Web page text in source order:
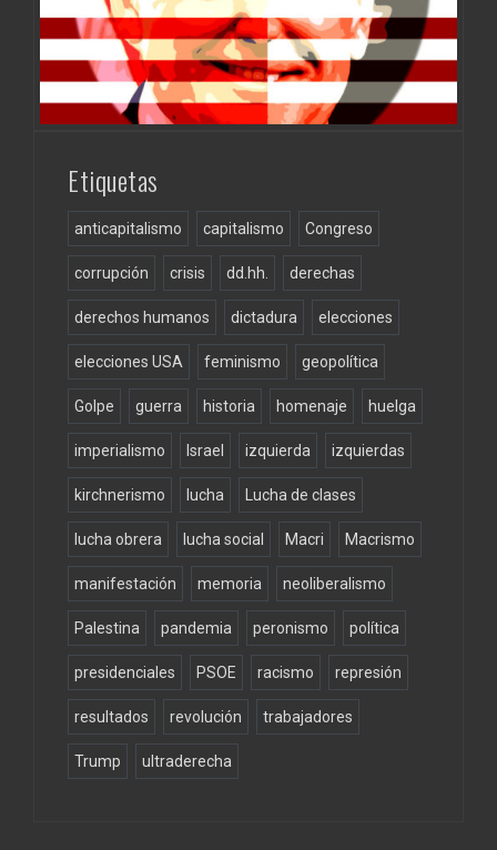
Etiquetas
anticapitalismo capitalismo Congreso
corrupción crisis dd.hh. derechas
derechos humanos dictadura elecciones
elecciones USA feminismo geopolítica
Golpe guerra historia homenaje huelga
imperialismo Israel izquierda izquierdas
kirchnerismo lucha Lucha de clases
lucha obrera lucha social Macri Macrismo
manifestación memoria neoliberalismo
Palestina pandemia peronismo política
presidenciales PSOE racismo represión
resultados revolución trabajadores
Trump ultraderecha